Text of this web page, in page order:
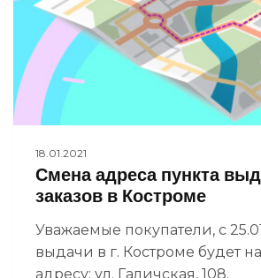
18.01.2021
Смена адреса пункта
заказов в Костроме
Уважаемые покупатели, с
выдачи в г. Костроме будет
адресу: ул. Галичская, 108.